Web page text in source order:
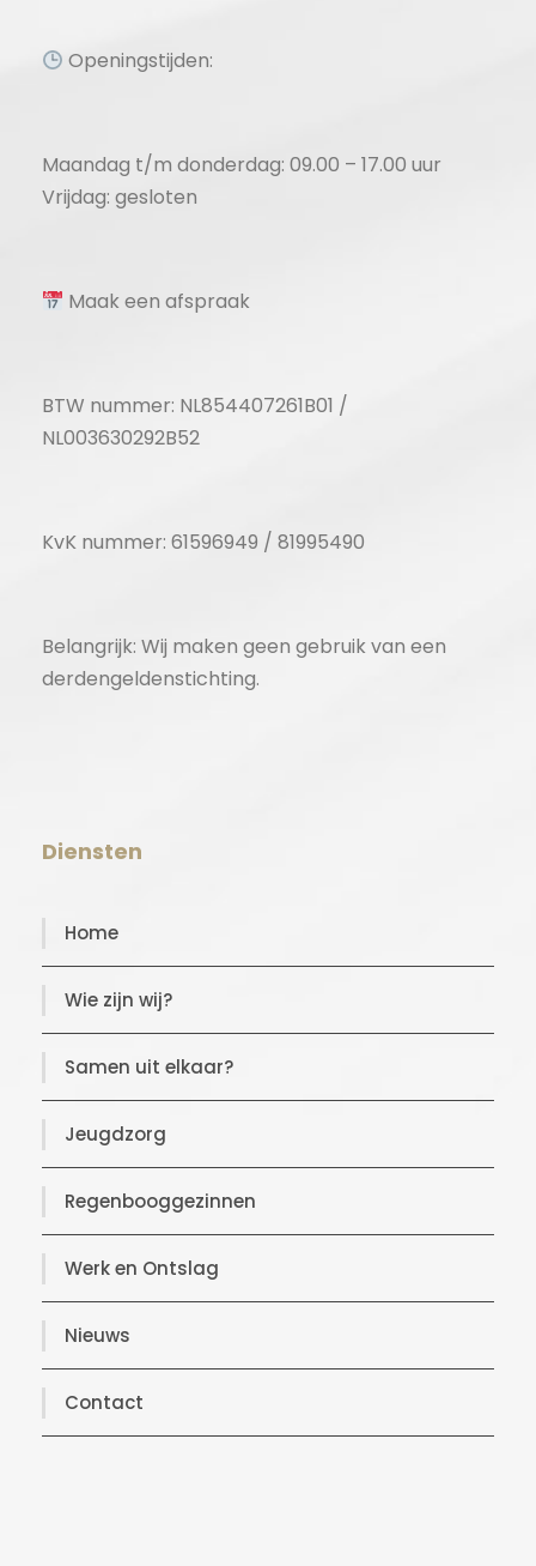
Openingstijden:
Maandag t/m donderdag: 09.00 – 17.00 uur
Vrijdag: gesloten
Maak een afspraak
BTW nummer: NL854407261B01 /
NL003630292B52
KvK nummer: 61596949 / 81995490
Belangrijk: Wij maken geen gebruik van een
derdengeldenstichting.
Diensten
Home
Wie zijn wij?
Samen uit elkaar?
Jeugdzorg
Regenbooggezinnen
Werk en Ontslag
Nieuws
Contact